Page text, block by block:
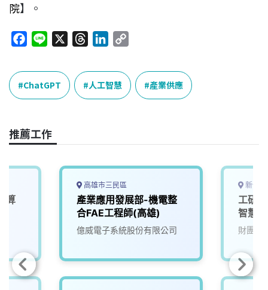
院】。
c
e
b
o
k
n
e
r
e
a
n
k
e
n
y
k
ChatGPT 人工智慧 產業供應
推薦工作
算
高雄市三民區
產業應用發展部-機電整
合FAE工程師(高雄)
億威電子系統股份有限公司
新竹
工研
智慧
擬)
財團法